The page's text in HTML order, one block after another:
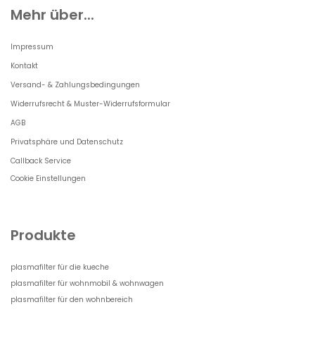
Mehr über...
Impressum
Kontakt
Versand- & Zahlungsbedingungen
Widerrufsrecht & Muster-Widerrufsformular
AGB
Privatsphäre und Datenschutz
Callback Service
Cookie Einstellungen
Produkte
plasmafilter für die kueche
plasmafilter für wohnmobil & wohnwagen
plasmafilter für den wohnbereich